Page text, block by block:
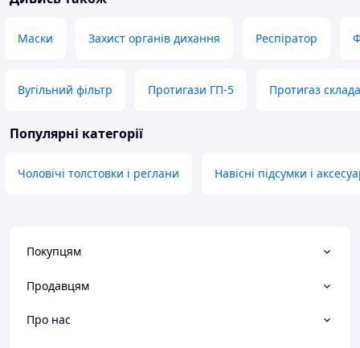
Маски Захист органів дихання Респіратор
Вугільний фільтр Протигази ГП-5 Протигаз
Популярні категорії
Чоловічі толстовки і реглани Навісні підсумки і
Покупцям
Продавцям
Про нас